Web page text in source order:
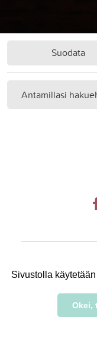
Sivustolla
Okei,
Suodata
Antamillasi